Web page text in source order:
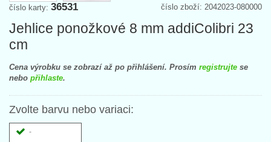
číslo zboží: 2042023-080000
číslo karty: 36531
Jehlice ponožkové 8 mm addiColibri 23
cm
Cena výrobku se zobrazí až po přihlášení. Prosím registrujte se
nebo přihlaste.
Zvolte barvu nebo variaci:
-